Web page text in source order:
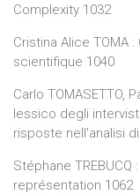
Complexity 1032
Cristina Alice TOMA
scientifique 1040
Carlo TOMASETTO,
lessico degli
risposte nell'analisi
Stéphane
représentation 1062